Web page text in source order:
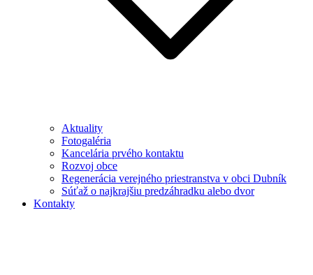
Aktuality
Fotogaléria
Kancelária prvého kontaktu
Rozvoj obce
Regenerácia verejného priestranstva v obci Dubník
Súťaž o najkrajšiu predzáhradku alebo dvor
Kontakty